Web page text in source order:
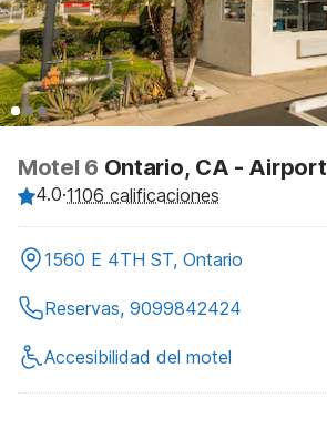
Motel 6 Ontario, CA - Airport
4.0·1106 calificaciones
1560 E 4TH ST, Ontario
Reservas, 9099842424
Accesibilidad del motel